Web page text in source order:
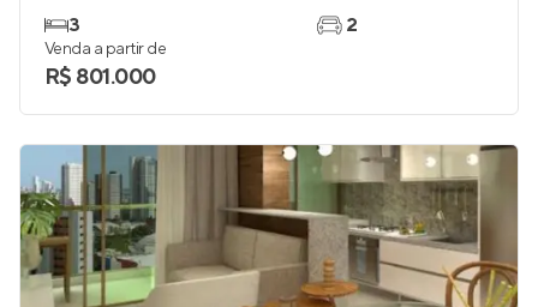
3
2
Venda a partir de
R$ 801.000